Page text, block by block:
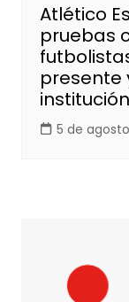
Atlético
pruebas
presente
institución
5 de